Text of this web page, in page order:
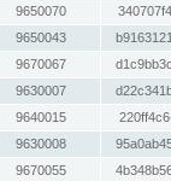
9650070
9650043
9670067
9630007
9640015
9630008
9670055